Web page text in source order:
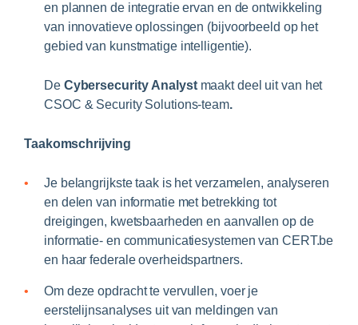
en plannen de integratie ervan en de ontwikkeling
van innovatieve oplossingen (bijvoorbeeld op het
gebied van kunstmatige intelligentie).
De Cybersecurity Analyst maakt deel uit van het
CSOC & Security Solutions-team.
Taakomschrijving
Je belangrijkste taak is het verzamelen, analyseren
en delen van informatie met betrekking tot
dreigingen, kwetsbaarheden en aanvallen op de
informatie- en communicatiesystemen van CERT.be
en haar federale overheidspartners.
Om deze opdracht te vervullen, voer je
eerstelijnsanalyses uit van meldingen van